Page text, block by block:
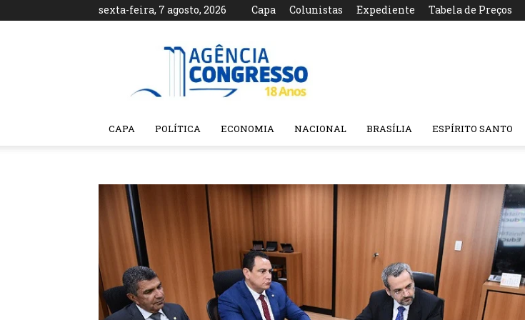
sexta-feira, 7 agosto, 2026 Capa Colunistas Expediente Tabela de Preços
Agência
CAPA POLÍTICA ECONOMIA NACIONAL BRASÍLIA ESPÍRITO SANTO